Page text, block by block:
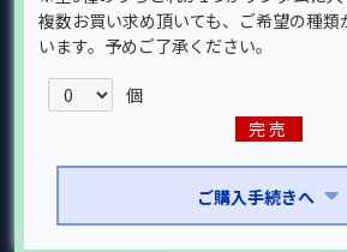
複数お買い求め頂いても、ご希望の種
います。予めご了承ください。
個
完売
ご購入手続きへ